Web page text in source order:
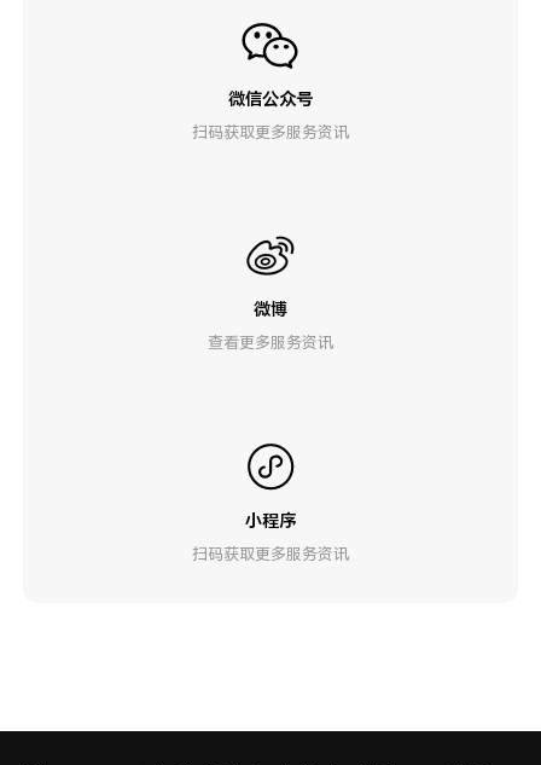
微信公众号
扫码获取更多服务资讯
微博
查看更多服务资讯
小程序
扫码获取更多服务资讯